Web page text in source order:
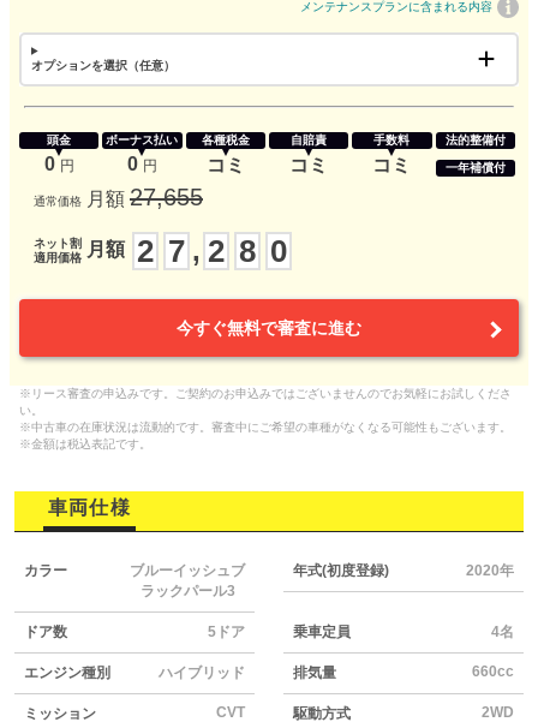
メンテナンスプランに含まれる内容
オプションを選択（任意）
頭金
0 円
ボーナス払い
0 円
各種税金
コミ
自賠責
コミ
手数料
コミ
法的整備付
一年補償付
通常価格 月額 27,655
ネット割
適用価格
月額 2 7 , 2 8 0
今すぐ無料で審査に進む
※リース審査の申込みです。ご契約のお申込みではございませんのでお気軽にお試しくださ
い。
※中古車の在庫状況は流動的です。審査中にご希望の車種がなくなる可能性もございます。
※金額は税込表記です。
車両仕様
カラー
ブルーイッシュブ
ラックパール3
年式(初度登録) 2020年
ドア数 5ドア 乗車定員 4名
エンジン種別 ハイブリッド 排気量 660cc
ミッション CVT 駆動方式 2WD